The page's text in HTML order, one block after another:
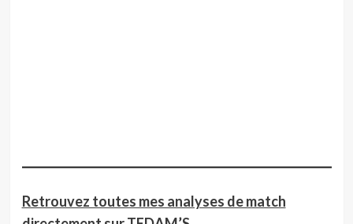
Retrouvez toutes mes analyses de match